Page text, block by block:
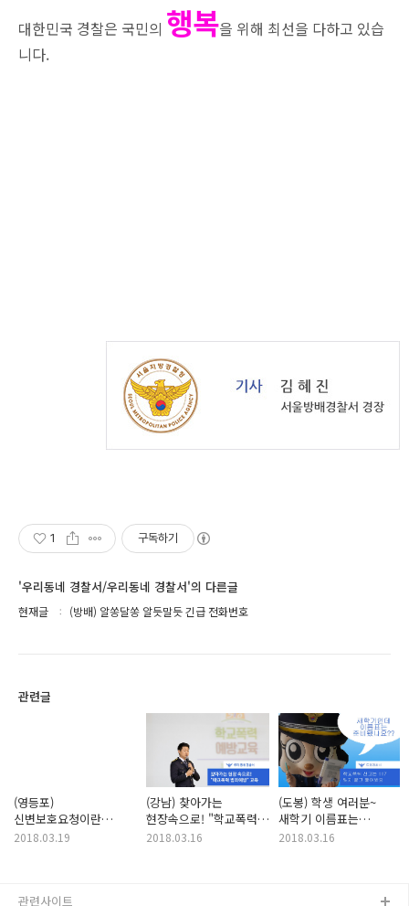
대한민국 경찰은 국민의 행복을 위해 최선을 다하고 있습
니다.
1 구독하기
'우리동네 경찰서/우리동네 경찰서'의 다른글
현재글 (방배) 알쏭달쏭 알듯말듯 긴급 전화번호
관련글
(영등포)
신변보호요청이란
무엇인가요?~
2018.03.19
(강남) 찾아가는
현장속으로! "학교폭력
예방교육"
2018.03.16
(도봉) 학생 여러분~
새학기 이름표는
포순이가 만들어줄게요
2018.03.16
관련사이트